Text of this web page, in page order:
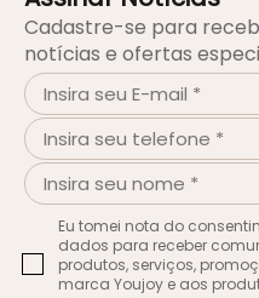
Cadastre-se para
notícias e ofertas
Eu tomei nota do
dados para receber
produtos, serviços,
marca Youjoy e aos
Espaçode
Liga de Alumínio